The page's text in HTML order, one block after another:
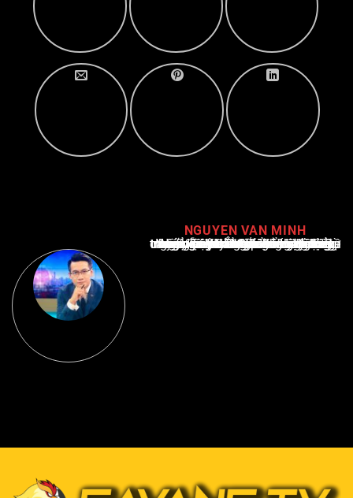
NGUYEN VAN MINH
Nguyễn Văn Minh là một trong những chuyên gia hàng đầu về báo cáo tin tức thể thao tại Việt Nam, với hơn 10 năm hoạt động trong ngành. Ông có kiến thức sâu rộng và kinh nghiệm đáng kể trong việc phân tích và báo cáo về các sự kiện thể thao hàng đầu. Sự hiểu biết sâu sắc của ông về ngành này đã giúp ông xây dựng uy tín và danh tiếng trong cộng đồng báo chí thể thao.